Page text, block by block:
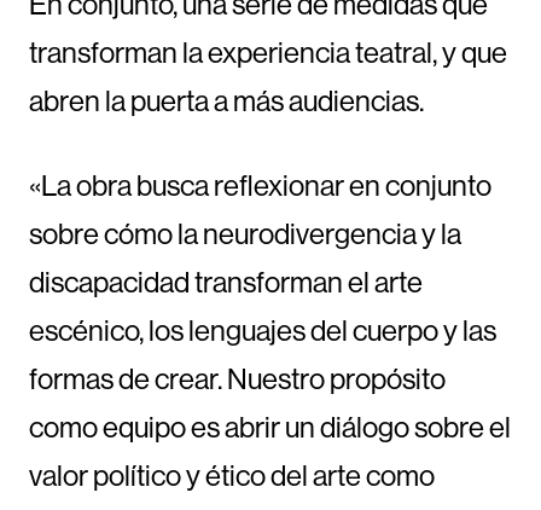
transforman la experiencia teatral, y que
abren la puerta a más audiencias.
«La obra busca reflexionar en conjunto
sobre cómo la neurodivergencia y la
discapacidad transforman el arte
escénico, los lenguajes del cuerpo y las
formas de crear. Nuestro propósito
como equipo es abrir un diálogo sobre el
valor político y ético del arte como